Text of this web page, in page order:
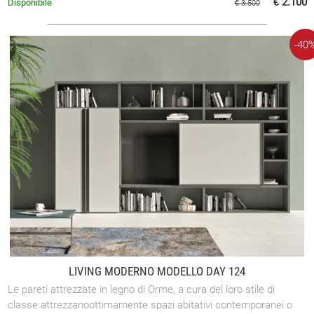
€ 3.500
Disponibile
LIVING MODERNO MODELLO DAY 124
Le pareti attrezzate in legno di Orme, a cura del loro stile di
classe attrezzanoottimamente spazi abitativi contemporanei o
-